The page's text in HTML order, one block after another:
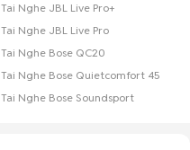
Tai Nghe JBL Live Pro+
Tai Nghe JBL Live Pro
Tai Nghe Bose QC20
Tai Nghe Bose Quietcomfort 45
Tai Nghe Bose Soundsport